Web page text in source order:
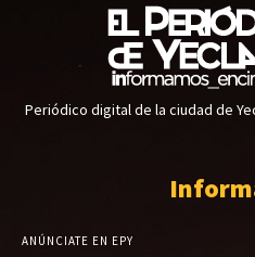
Periódico digital de la ciudad de
ANÚNCIATE EN EPY